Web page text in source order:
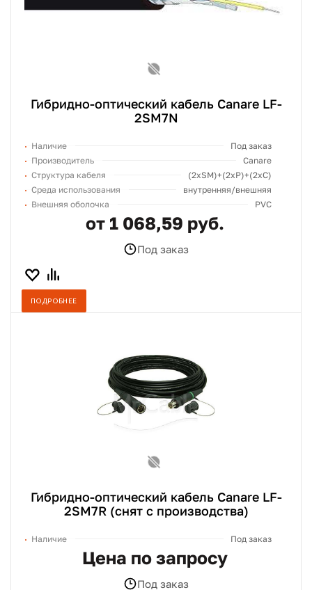
Гибридно-оптический кабель Canare LF-
2SM7N
Наличие
Под заказ
Производитель
Canare
Структура кабеля
(2хSM)+(2xP)+(2xC)
Среда использования
внутренняя/внешняя
Внешняя оболочка
PVC
от 1 068,59 руб.
Под заказ
ПОДРОБНЕЕ
Гибридно-оптический кабель Canare LF-
2SM7R (снят с производства)
Наличие Под заказ
Цена по запросу
Под заказ